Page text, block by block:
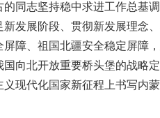
同志坚持稳中求进工作总基
发展阶段、贯彻新发展理念
障、祖国北疆安全稳定屏障
向北开放重要桥头堡的战略
现代化国家新征程上书写内